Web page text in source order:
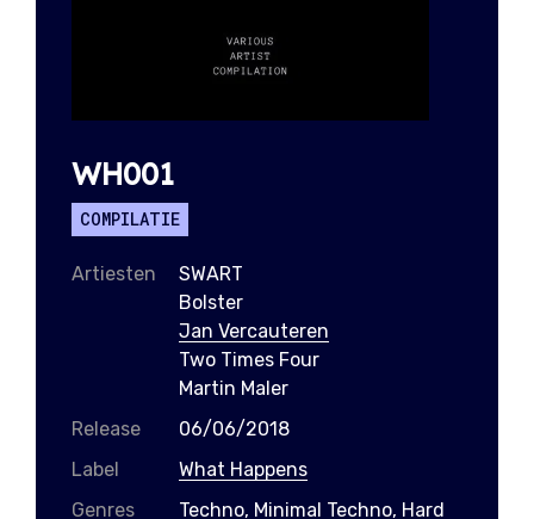
WH001
COMPILATIE
Artiesten
SWART
Bolster
Jan Vercauteren
Two Times Four
Martin Maler
Release
06/06/2018
Label
What Happens
Genres
Techno, Minimal Techno, Hard